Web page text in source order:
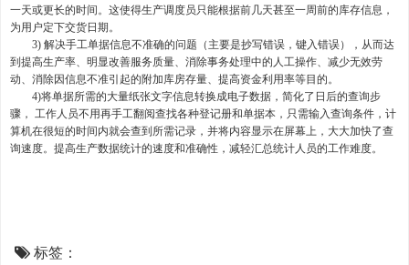
一天或更长的时间。这使得生产调度员只能根据前几天甚至一周前的库存信息，
为用户定下交货日期。
3) 解决手工单据信息不准确的问题（主要是抄写错误，键入错误），从而达
到提高生产率、明显改善服务质量、消除事务处理中的人工操作、减少无效劳
动、消除因信息不准引起的附加库房存量、提高资金利用率等目的。
4)将单据所需的大量纸张文字信息转换成电子数据，简化了日后的查询步
骤， 工作人员不用再手工翻阅查找各种登记册和单据本，只需输入查询条件，计
算机在很短的时间内就会查到所需记录，并将内容显示在屏幕上，大大加快了查
询速度。提高生产数据统计的速度和准确性，减轻汇总统计人员的工作难度。
标签：